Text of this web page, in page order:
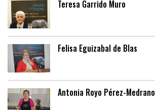
Teresa Garrido Muro
Felisa Eguizabal de Blas
Antonia Royo Pérez-Medrano